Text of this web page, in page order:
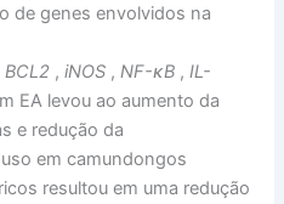
de genes envolvidos na
BCL2 ,iNOS ,NF-κB ,IL-
EA levou ao aumento da
e redução da
em camundongos
resultou em uma redução